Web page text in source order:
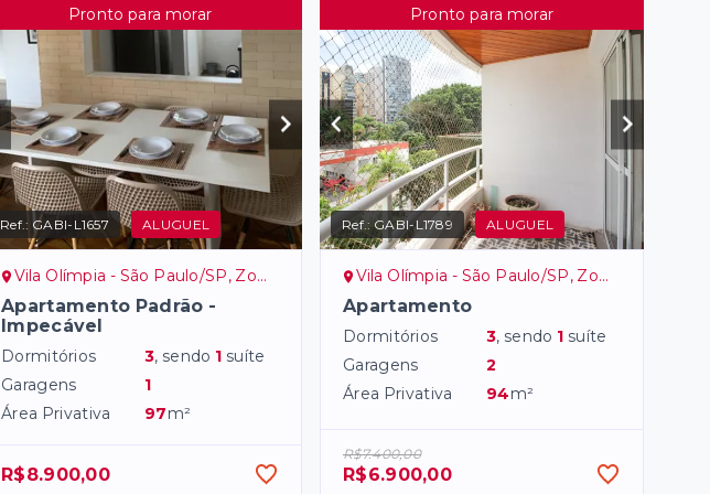
Pronto para morar
Ref.: GABI-L1657 ALUGUEL
Vila Olímpia - São Paulo/SP, Zona Sul
Apartamento Padrão -
Impecável
Dormitórios 3, sendo 1 suíte
Garagens
1
Área Privativa
97m²
R$8.900,00
Pronto para morar
Ref.:GABI-L1789 ALUGUEL
Vila Olímpia - São Paulo/SP, Zona Sul
Apartamento
Dormitórios 3, sendo 1 suíte
Garagens
2
Área Privativa
94m²
R$7.400,00
R$6.900,00